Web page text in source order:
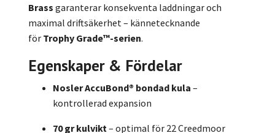
Brass garanterar konsekventa laddningar och
maximal driftsäkerhet – kännetecknande
för Trophy Grade™-serien.
Egenskaper & Fördelar
Nosler AccuBond® bondad kula –
kontrollerad expansion
70 gr kulvikt – optimal för 22 Creedmoor